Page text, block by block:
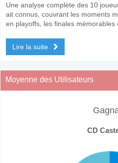
Une analyse complète des 10
ait connus, couvrant les moments
en playoffs, les finales mémorables
Lire la suite
Moyenne des Utilisateurs
CD